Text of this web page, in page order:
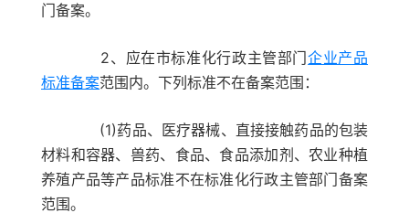
门备案。
2、应在市标准化行政主管部门企业产品
标准备案范围内。下列标准不在备案范围：
(1)药品、医疗器械、直接接触药品的包装
材料和容器、兽药、食品、食品添加剂、农业种植
养殖产品等产品标准不在标准化行政主管部门备案
范围。